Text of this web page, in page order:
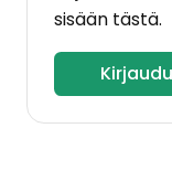
sisään tästä.